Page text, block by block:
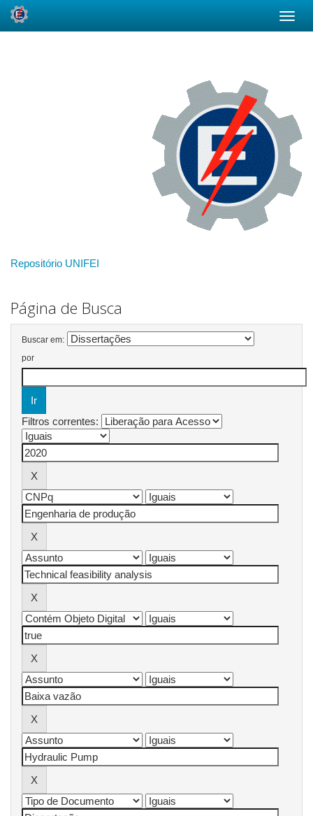
Repositório UNIFEI
Página de Busca
Buscar em:
por
Filtros correntes: